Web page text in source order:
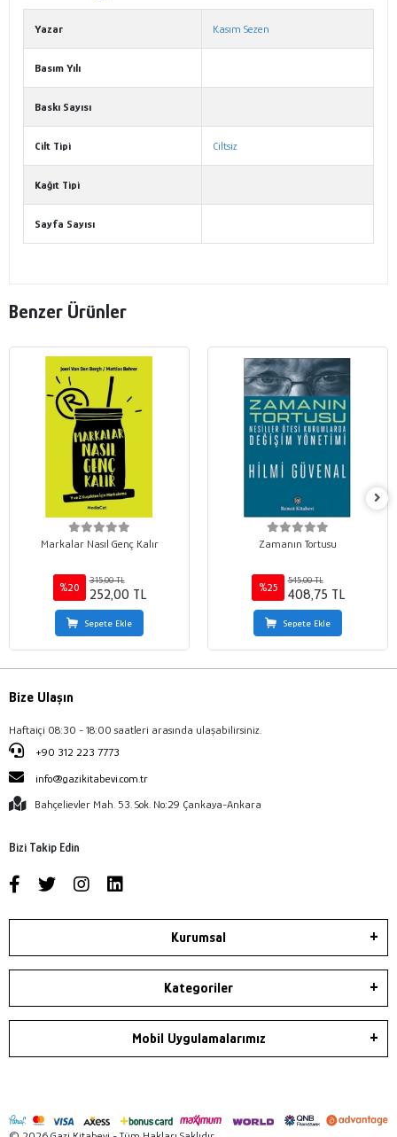
Yazar Kasım Sezen
Basım Yılı
Baskı Sayısı
Cilt Tipi Ciltsiz
Kağıt Tipi
Sayfa Sayısı
Benzer Ürünler
Markalar Nasıl Genç Kalır
%20
315,00 TL
252,00 TL
Sepete Ekle
Zamanın Tortusu
%25
545,00 TL
408,75 TL
Sepete Ekle
Bize Ulaşın
Haftaiçi 08:30 - 18:00 saatleri arasında ulaşabilirsiniz.
+90 312 223 7773
info@gazikitabevi.com.tr
Bahçelievler Mah. 53. Sok. No:29 Çankaya-Ankara
Bizi Takip Edin
Kurumsal
Kategoriler
Mobil Uygulamalarımız